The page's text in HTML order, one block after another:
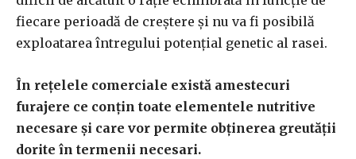
fiecare perioadă de creștere și nu va fi posibilă
exploatarea întregului potențial genetic al rasei.
În rețelele comerciale există amestecuri
furajere ce conțin toate elementele nutritive
necesare și care vor permite obținerea greutății
dorite în termenii necesari.